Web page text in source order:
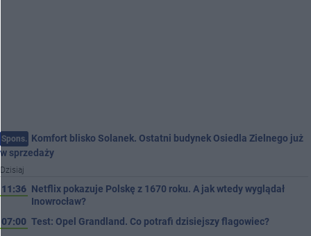
Spons. Komfort blisko Solanek. Ostatni budynek Osiedla Zielnego już
w sprzedaży
Dzisiaj
11:36 Netflix pokazuje Polskę z 1670 roku. A jak wtedy wyglądał
Inowrocław?
07:00 Test: Opel Grandland. Co potrafi dzisiejszy flagowiec?